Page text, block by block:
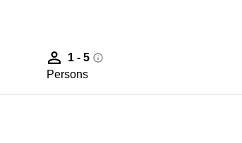
1 - 5
Persons